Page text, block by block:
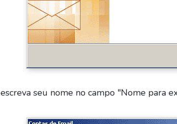
escreva seu nome no campo "Nome para